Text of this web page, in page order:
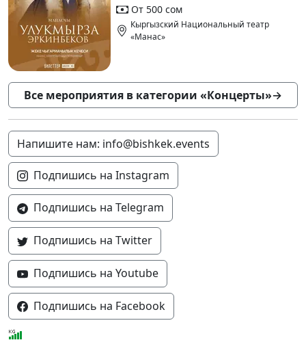
От 500 сом
Кыргызский Национальный театр
«Манас»
Все мероприятия в категории «Концерты»→
Напишите нам: info@bishkek.events
Подпишись на Instagram
Подпишись на Telegram
Подпишись на Twitter
Подпишись на Youtube
Подпишись на Facebook